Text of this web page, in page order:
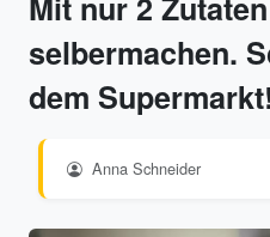
selbermachen.
dem Supermarkt!
Anna Schneider